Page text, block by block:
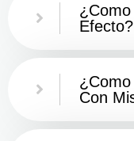
Efecto?
¿como
Con